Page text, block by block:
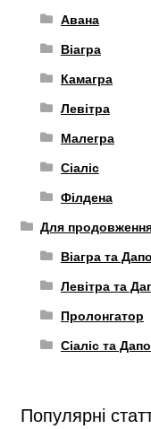
Авана
Віагра
Камагра
Левітра
Малегра
Сіаліс
Філдена
Для
Віагра та
Левітра та
Пролонгатор
Сіаліс та
Популярні